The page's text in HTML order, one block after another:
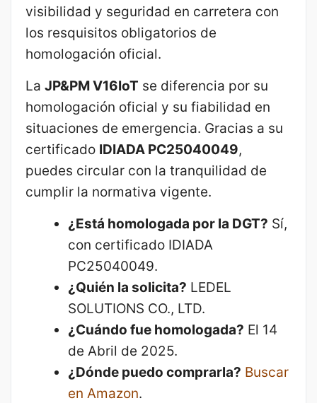
visibilidad y seguridad en carretera con
los resquisitos obligatorios de
homologación oficial.
La JP&PM V16IoT se diferencia por su
homologación oficial y su fiabilidad en
situaciones de emergencia. Gracias a su
certificado IDIADA PC25040049,
puedes circular con la tranquilidad de
cumplir la normativa vigente.
¿Está homologada por la DGT? Sí,
con certificado IDIADA
PC25040049.
¿Quién la solicita? LEDEL
SOLUTIONS CO., LTD.
¿Cuándo fue homologada? El 14
de Abril de 2025.
¿Dónde puedo comprarla? Buscar
en Amazon.